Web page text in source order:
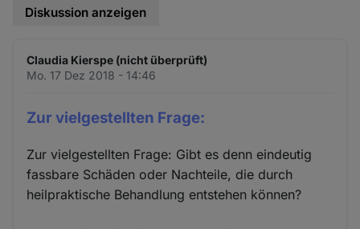
Diskussion anzeigen
Claudia Kierspe (nicht überprüft)
Mo. 17 Dez 2018 - 14:46
Zur vielgestellten Frage:
Zur vielgestellten Frage: Gibt es denn eindeutig
fassbare Schäden oder Nachteile, die durch
heilpraktische Behandlung entstehen können?